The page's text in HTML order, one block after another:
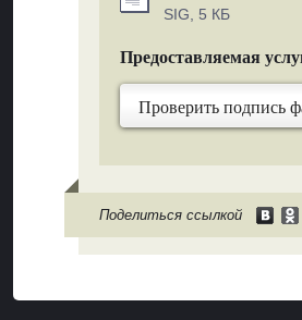
SIG, 5 КБ
Предоставляемая
Проверить подпись
Поделиться ссылкой